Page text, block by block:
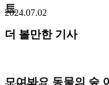
트
2024.07.02
더 볼만한 기사
모여봐요 동물의 숲